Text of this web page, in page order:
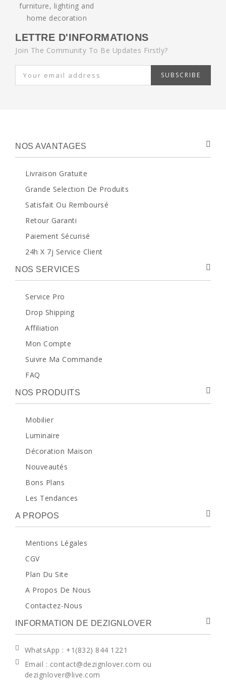
LETTRE D'INFORMATIONS
Join The Community To Be Updates Firstly?
SUBSCRIBE
NOS AVANTAGES
Livraison Gratuite
Grande Selection De Produits
Satisfait Ou Remboursé
Retour Garanti
Paiement Sécurisé
24h X 7j Service Client
NOS SERVICES
Service Pro
Drop Shipping
Affiliation
Mon Compte
Suivre Ma Commande
FAQ
NOS PRODUITS
Mobilier
Luminaire
Décoration Maison
Nouveautés
Bons Plans
Les Tendances
A PROPOS
Mentions Légales
CGV
Plan Du Site
A Propos De Nous
Contactez-Nous
INFORMATION DE DEZIGNLOVER
WhatsApp : +1(832) 844 1221
Email : contact@dezignlover.com ou
dezignlover@live.com